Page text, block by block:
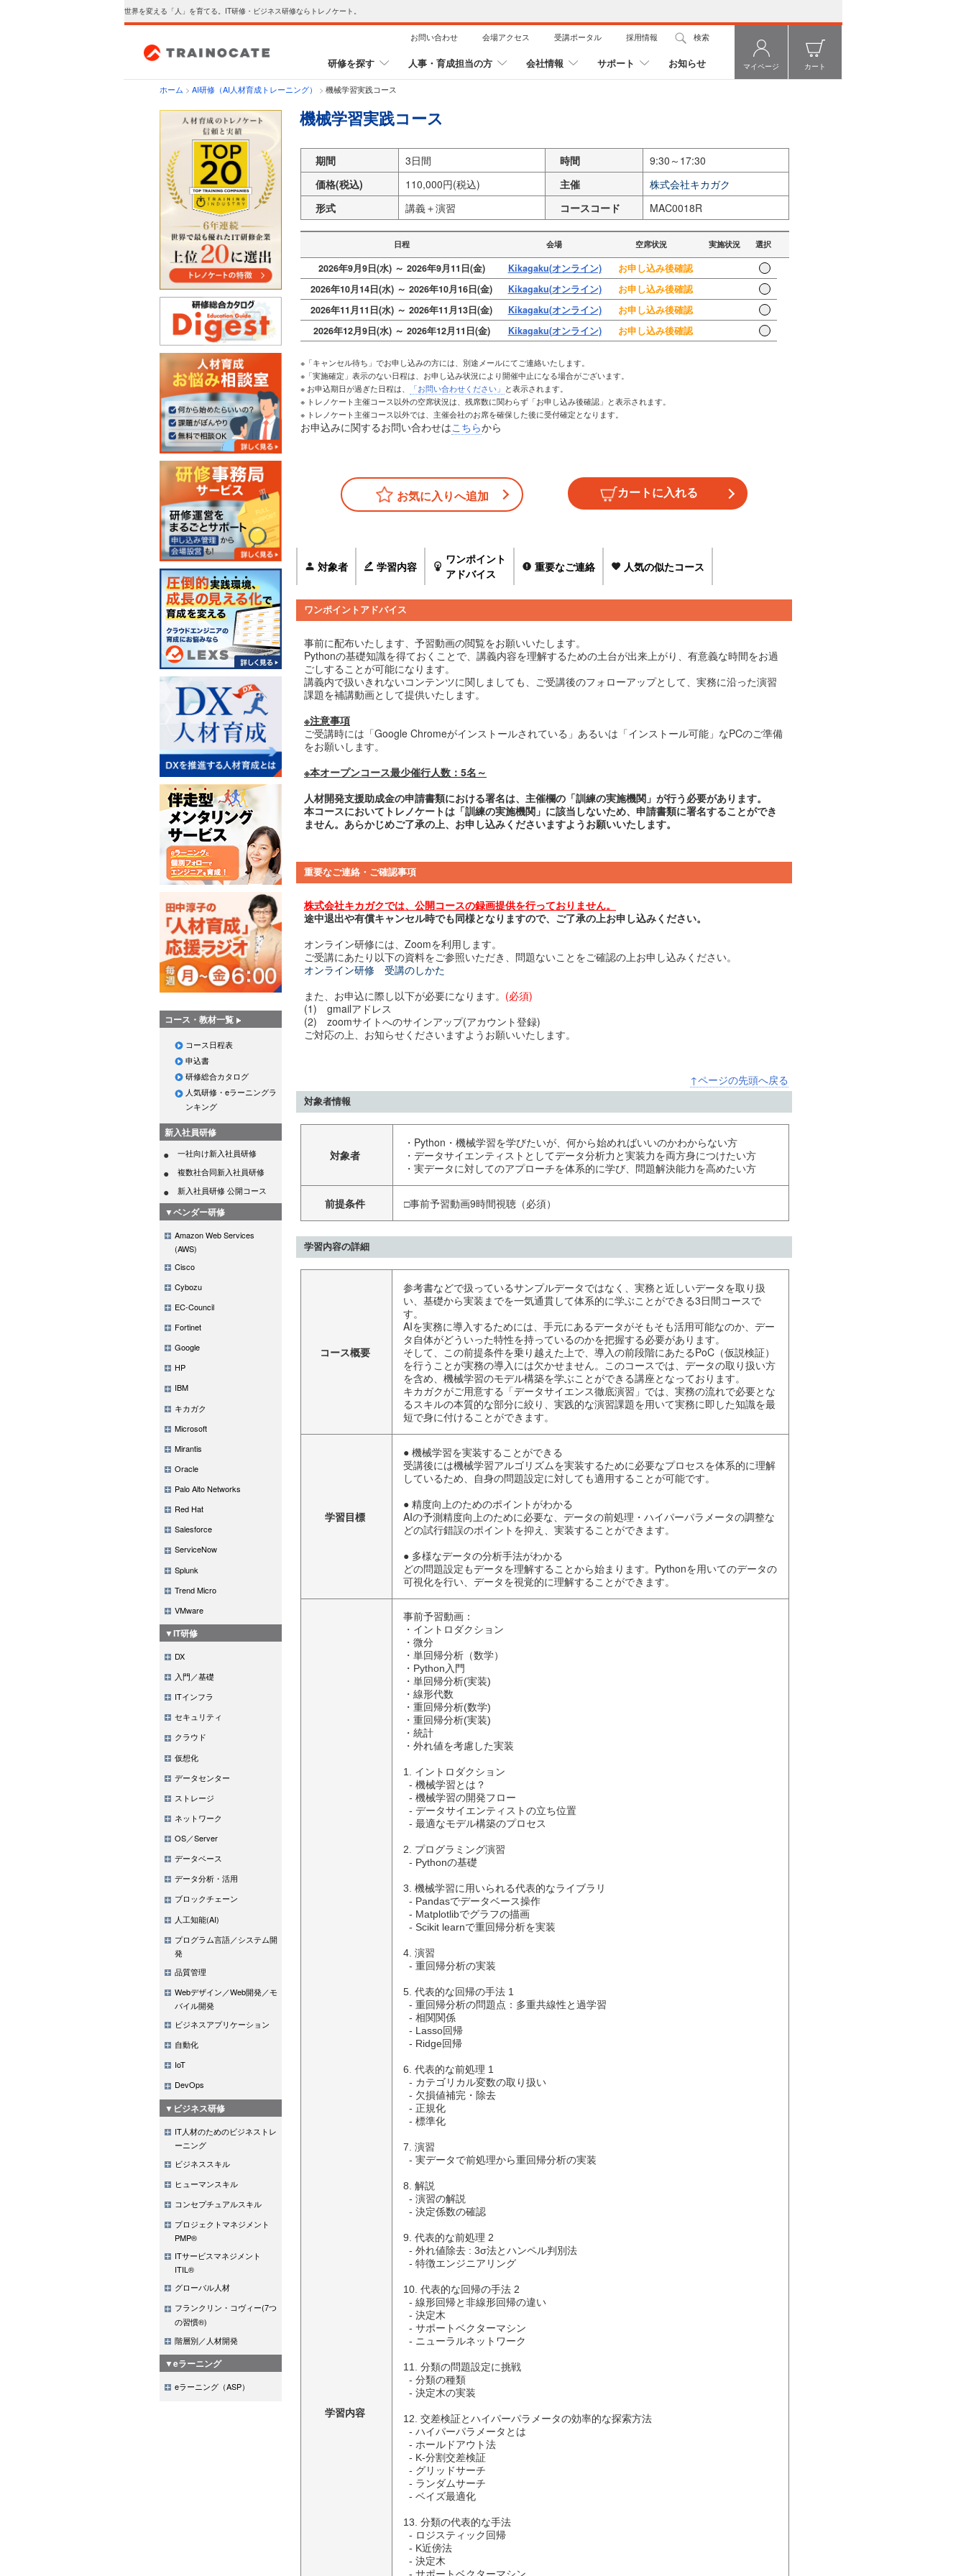
世界を変える「人」を育てる。IT研修・ビジネス研修ならトレノケート。
お問い合わせ 会場アクセス 受講ポータル 採用情報 検索
研修を探す 人事・育成担当の方 会社情報 サポート お知らせ マイページ カート
ホーム > AI研修（AI人材育成トレーニング） > 機械学習実践コース
コース・教材一覧
コース日程表
申込書
研修総合カタログ
人気研修・eラーニングラ
ンキング
新入社員研修
一社向け新入社員研修
複数社合同新入社員研修
新入社員研修 公開コース
▼ベンダー研修
Amazon Web Services
(AWS)
Cisco
Cybozu
EC-Council
Fortinet
Google
HP
IBM
キカガク
Microsoft
Mirantis
Oracle
Palo Alto Networks
Red Hat
Salesforce
ServiceNow
Splunk
Trend Micro
VMware
▼IT研修
DX
入門／基礎
ITインフラ
セキュリティ
クラウド
仮想化
データセンター
ストレージ
ネットワーク
OS／Server
データベース
データ分析・活用
ブロックチェーン
人工知能(AI)
プログラム言語／システム開
発
品質管理
Webデザイン／Web開発／モ
バイル開発
ビジネスアプリケーション
自動化
IoT
DevOps
▼ビジネス研修
IT人材のためのビジネストレ
ーニング
ビジネススキル
ヒューマンスキル
コンセプチュアルスキル
プロジェクトマネジメント
PMP®
ITサービスマネジメント
ITIL®
グローバル人材
フランクリン・コヴィー(7つ
の習慣®)
階層別／人材開発
▼eラーニング
eラーニング（ASP）
機械学習実践コース
期間 3日間 時間
9:30～17:30
価格(税込)
110,000円(税込) 主催
株式会社キカガク
形式
講義＋演習 コースコード MAC0018R
日程 会場 空席状況 実施状況 選択
2026年9月9日(水) ～ 2026年9月11日(金) Kikagaku(オンライン)
お申し込み後確認
2026年10月14日(水) ～ 2026年10月16日(金)
Kikagaku(オンライン)
お申し込み後確認
2026年11月11日(水) ～ 2026年11月13日(金)
Kikagaku(オンライン)
お申し込み後確認
2026年12月9日(水) ～ 2026年12月11日(金)
Kikagaku(オンライン) お申し込み後確認
※「キャンセル待ち」でお申し込みの方には、別途メールにてご連絡いたします。
※「実施確定」表示のない日程は、お申し込み状況により開催中止になる場合がございます。
※ お申込期日が過ぎた日程は、
「お問い合わせください」 と表示されます。
※ トレノケート主催コース以外の空席状況は、残席数に関わらず「お申し込み後確認」と表示されます。
※ トレノケート主催コース以外では、主催会社のお席を確保した後に受付確定となります。
お申込みに関するお問い合わせはこちらから
お気に入りへ追加
対象者 学習内容
ワンポイント
アドバイス
重要なご連絡 人気の似たコース
ワンポイントアドバイス
事前に配布いたします、予習動画の閲覧をお願いいたします。
Pythonの基礎知識を得ておくことで、講義内容を理解するための土台が出来上がり、有意義な時間をお過
ごしすることが可能になります。
講義内で扱いきれないコンテンツに関しましても、ご受講後のフォローアップとして、実務に沿った演習
課題を補講動画として提供いたします。
※注意事項
ご受講時には「Google Chromeがインストールされている」あるいは「インストール可能」なPCのご準備
をお願いします。
※本オープンコース最少催行人数：5名～
人材開発支援助成金の申請書類における署名は、主催欄の「訓練の実施機関」が行う必要があります。
本コースにおいてトレノケートは「訓練の実施機関」に該当しないため、申請書類に署名することができ
ません。あらかじめご了承の上、お申し込みくださいますようお願いいたします。
重要なご連絡・ご確認事項
株式会社キカガクでは、公開コースの録画提供を行っておりません。
途中退出や有償キャンセル時でも同様となりますので、ご了承の上お申し込みください。
オンライン研修には、Zoomを利用します。
ご受講にあたり以下の資料をご参照いただき、問題ないことをご確認の上お申し込みください。
オンライン研修 受講のしかた
また、お申込に際し以下が必要になります。 (必須)
(1) gmailアドレス
(2) zoomサイトへのサインアップ(アカウント登録)
ご対応の上、お知らせくださいますようお願いいたします。
↑ページの先頭へ戻る
対象者情報
対象者
・Python・機械学習を学びたいが、何から始めればいいのかわからない方
・データサイエンティストとしてデータ分析力と実装力を両方身につけたい方
・実データに対してのアプローチを体系的に学び、問題解決能力を高めたい方
前提条件 □事前予習動画9時間視聴（必須）
学習内容の詳細
コース概要
参考書などで扱っているサンプルデータではなく、実務と近しいデータを取り扱
い、基礎から実装までを一気通貫して体系的に学ぶことができる3日間コースで
す。
AIを実務に導入するためには、手元にあるデータがそもそも活用可能なのか、デー
タ自体がどういった特性を持っているのかを把握する必要があります。
そして、この前提条件を乗り越えた上で、導入の前段階にあたるPoC（仮説検証）
を行うことが実務の導入には欠かせません。このコースでは、データの取り扱い方
を含め、機械学習のモデル構築を学ぶことができる講座となっております。
キカガクがご用意する「データサイエンス徹底演習」では、実務の流れで必要とな
るスキルの本質的な部分に絞り、実践的な演習課題を用いて実務に即した知識を最
短で身に付けることができます。
学習目標
● 機械学習を実装することができる
受講後には機械学習アルゴリズムを実装するために必要なプロセスを体系的に理解
しているため、自身の問題設定に対しても適用することが可能です。
● 精度向上のためのポイントがわかる
AIの予測精度向上のために必要な、データの前処理・ハイパーパラメータの調整な
どの試行錯誤のポイントを抑え、実装することができます。
● 多様なデータの分析手法がわかる
どの問題設定もデータを理解することから始まります。Pythonを用いてのデータの
可視化を行い、データを視覚的に理解することができます。
学習内容
事前予習動画：
・イントロダクション
・微分
・単回帰分析（数学）
・Python入門
・単回帰分析(実装)
・線形代数
・重回帰分析(数学)
・重回帰分析(実装)
・統計
・外れ値を考慮した実装
1. イントロダクション
2. プログラミング演習
3. 機械学習に用いられる代表的なライブラリ
4. 演習
5. 代表的な回帰の手法 1
6. 代表的な前処理 1
7. 演習
8. 解説
9. 代表的な前処理 2
10. 代表的な回帰の手法 2
11. 分類の問題設定に挑戦
12. 交差検証とハイパーパラメータの効率的な探索方法
13. 分類の代表的な手法